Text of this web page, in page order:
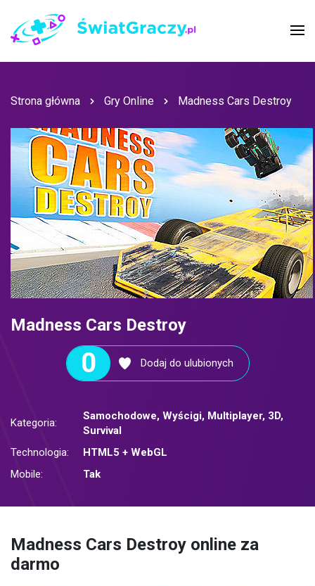
Strona główna Gry Online Madness Cars Destroy
Madness Cars Destroy
0 Dodaj do ulubionych
Kategoria:
Samochodowe, Wyścigi, Multiplayer, 3D,
Survival
Technologia:
HTML5 + WebGL
Mobile:
Tak
Madness Cars Destroy online za
darmo